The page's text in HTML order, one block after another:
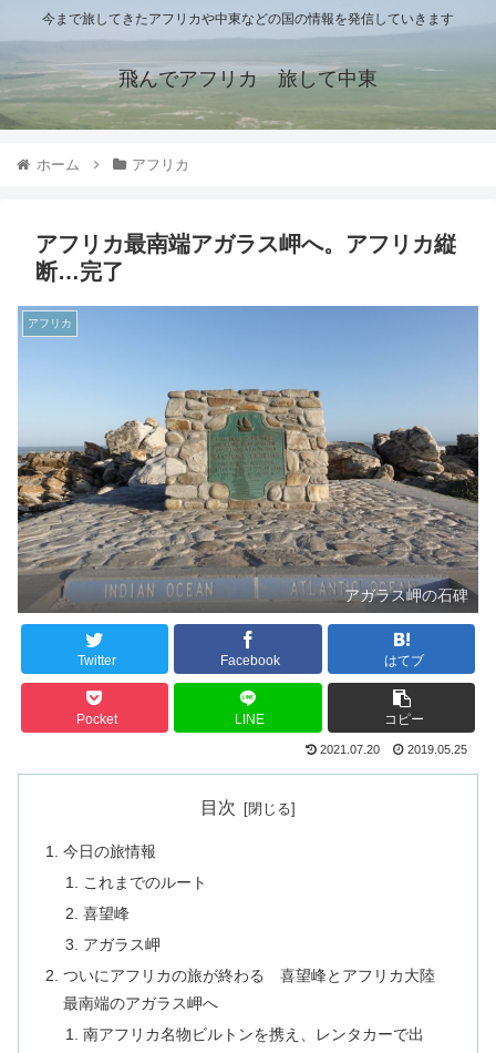
今まで旅してきたアフリカや中東などの国の情報を発信していきます
飛んでアフリカ 旅して中東
ホーム アフリカ
アフリカ最南端アガラス岬へ。アフリカ縦
断…完了
アフリカ
アガラス岬の石碑
Twitter Facebook はてブ
Pocket LINE コピー
2021.07.20 2019.05.25
目次
今日の旅情報
これまでのルート
喜望峰
アガラス岬
ついにアフリカの旅が終わる 喜望峰とアフリカ大陸
最南端のアガラス岬へ
南アフリカ名物ビルトンを携え、レンタカーで出